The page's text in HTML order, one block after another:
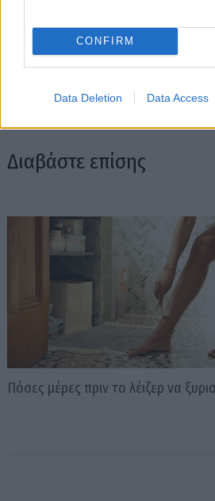
CONFIRM
Data Deletion Data Access
Διαβάστε επίσης
Πόσες μέρες πριν το λέιζερ να